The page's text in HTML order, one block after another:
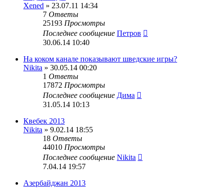
Xened » 23.07.11 14:34
7 Ответы
25193 Просмотры
Последнее сообщение Петров
30.06.14 10:40
На коком канале показывают шведские игры?
Nikita » 30.05.14 00:20
1 Ответы
17872 Просмотры
Последнее сообщение Дима
31.05.14 10:13
Квебек 2013
Nikita » 9.02.14 18:55
18 Ответы
44010 Просмотры
Последнее сообщение Nikita
7.04.14 19:57
Азербайджан 2013